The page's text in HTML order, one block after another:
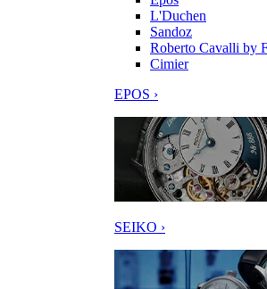
L'Duchen
Sandoz
Roberto Cavalli by
Cimier
EPOS ›
SEIKO ›